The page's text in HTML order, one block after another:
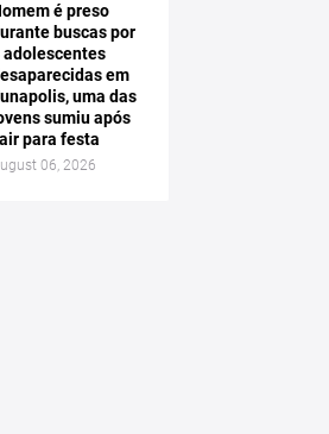
é preso
buscas por
adolescentes
em
uma das
sumiu após
para festa
06, 2026